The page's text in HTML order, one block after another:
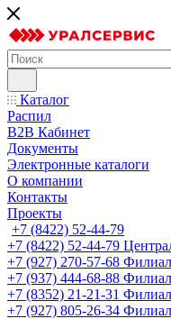
Каталог
Распил
B2B Кабинет
Документы
Электронные каталоги
О компании
Контакты
Проекты
+7 (8422) 52-44-79
+7 (8422) 52-44-79
+7 (927) 270-57-68
+7 (937) 444-68-88
+7 (8352) 21-21-31 Филиал
+7 (927) 805-26-34